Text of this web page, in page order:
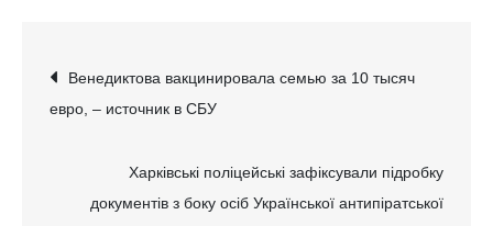
Навігація
записів
Венедиктова вакцинировала семью за 10 тысяч
евро, – источник в СБУ
Харківські поліцейські зафіксували підробку
документів з боку осіб Української антипіратської